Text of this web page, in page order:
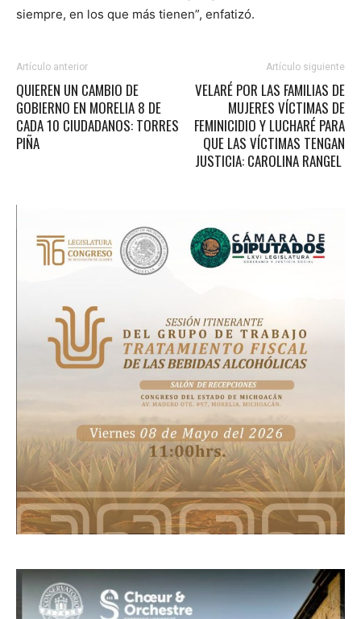
siempre, en los que más tienen”, enfatizó.
Artículo anterior
QUIEREN UN CAMBIO DE
GOBIERNO EN MORELIA 8 DE
CADA 10 CIUDADANOS: TORRES
PIÑA
Artículo siguiente
VELARÉ POR LAS FAMILIAS DE
MUJERES VÍCTIMAS DE
FEMINICIDIO Y LUCHARÉ PARA
QUE LAS VÍCTIMAS TENGAN
JUSTICIA: CAROLINA RANGEL